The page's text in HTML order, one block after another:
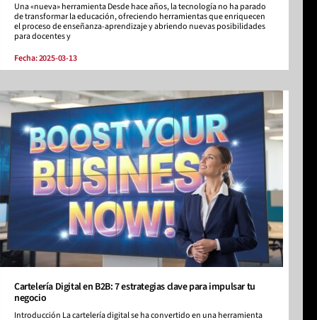
Una «nueva» herramienta Desde hace años, la tecnología no ha parado
de transformar la educación, ofreciendo herramientas que enriquecen
el proceso de enseñanza-aprendizaje y abriendo nuevas posibilidades
para docentes y
Fecha: 2025-03-13
Cartelería Digital en B2B: 7 estrategias clave para impulsar tu
negocio
Introducción La cartelería digital se ha convertido en una herramienta